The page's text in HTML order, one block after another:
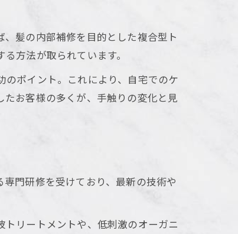
髪の内部補修を目的とした複合型ト
方法が取られています。
ポイント。これにより、自宅でのケ
お客様の多くが、手触りの変化と見
門研修を受けており、最新の技術や
リートメントや、低刺激のオーガニ